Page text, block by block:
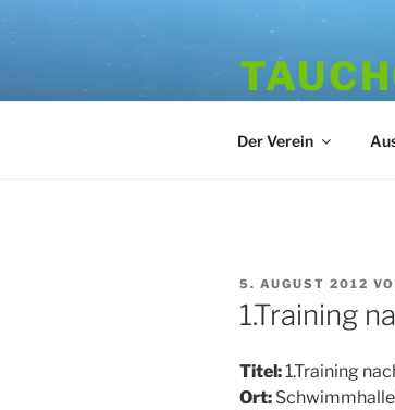
Der Verein
VERÖFFENTLICHT
AM
5. AUGUST 2012
1.Training
Titel:1.Training
Ort: